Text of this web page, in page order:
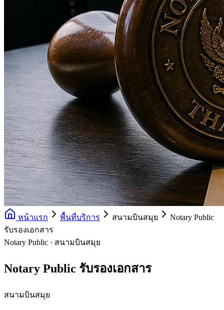
หน้าแรก พื้นที่บริการ สนามบินสมุย
Notary Public
รับรองเอกสาร
Notary Public · สนามบินสมุย
Notary Public รับรองเอกสาร
สนามบินสมุย